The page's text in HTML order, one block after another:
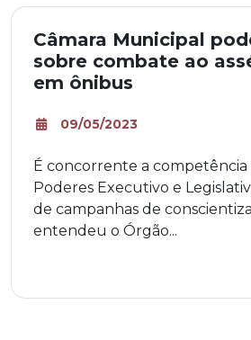
Câmara Municipal
sobre combate ao
em ônibus
09/05/2023
É concorrente a competência
Poderes Executivo e
de campanhas de
entendeu o Órgão...